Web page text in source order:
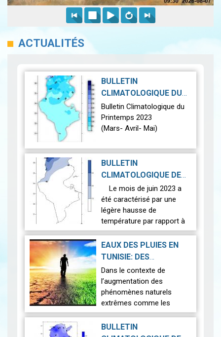
ACTUALITÉS
BULLETIN
CLIMATOLOGIQUE DU
PRINTEMPS 2023
(MARS- AVRIL- MAI)
2023-08-08
Bulletin Climatologique du
Printemps 2023
(Mars- Avril- Mai)
En 2023 la moyenne globale
saisonnière de la
température du printemps a
la normale saisonn…
BULLETIN
CLIMATOLOGIQUE DE
JUIN 2023| 2023-08-03
Le mois de juin 2023 a
été caractérisé par une
légère hausse de
température par rapport à
la normale avec un écart de
+0,3 °C, contrairement au
mois de juin 2022 qui était
EAUX DES PLUIES EN
TUNISIE: DES
PROJECTIONS
FUTURES À L’AUNE DES
CHANGEMENTS
CLIMATIQUES|
2023-07-28
Dans le contexte de
l’augmentation des
phénomènes naturels
extrêmes comme les
vagues de fortes chaleurs,
la sécheresse et les
BULLETIN